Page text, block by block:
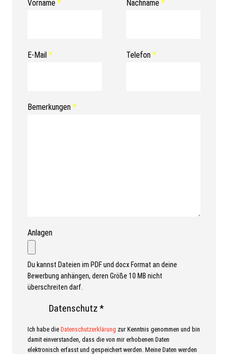
Vorname * Nachname *
E-Mail * Telefon *
Bemerkungen *
Anlagen
Du kannst Dateien im PDF und docx Format an deine
Bewerbung anhängen, deren Größe 10 MB nicht
überschreiten darf.
Datenschutz *
Ich habe die Datenschutzerklärung zur Kenntnis genommen und bin
damit einverstanden, dass die von mir erhobenen Daten
elektronisch erfasst und gespeichert werden. Meine Daten werden